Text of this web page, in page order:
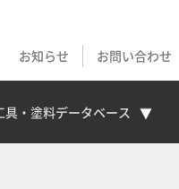
お知らせ
お問い合わせ
具・塗料データベース